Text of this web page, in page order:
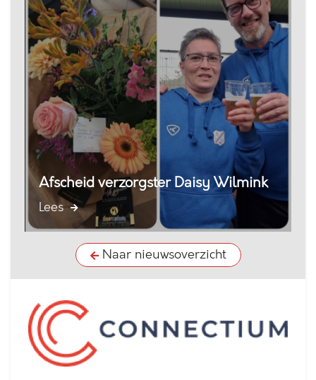
Afscheid verzorgster Daisy Wilmink
Lees
Naar nieuwsoverzicht